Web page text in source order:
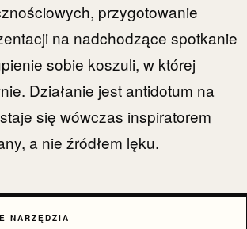
przygotowanie
na nadchodzące spotkanie
sobie koszuli, w której
Działanie jest antidotum na
się wówczas inspiratorem
a nie źródłem lęku.
NARZĘDZIA